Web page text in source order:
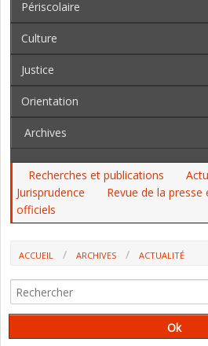
Périscolaire
Culture
Justice
Orientation
Archives
Recherches et publications
Jurisprudence
Revue de la presse
officiels
ACCUEIL ARCHIVES
ACTUALITÉ
ÉVÉNEMENTS ORGANISÉS JUSQU'AU 21 JUILLET